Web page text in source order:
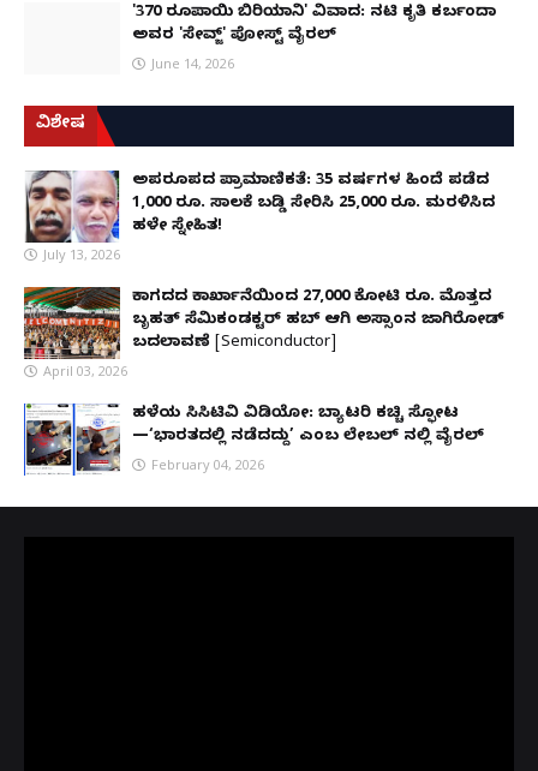
'370 ರೂಪಾಯಿ ಬಿರಿಯಾನಿ' ವಿವಾದ: ನಟಿ ಕೃತಿ ಕರ್ಬಂದಾ
ಅವರ 'ಸೇವ್ಜ್' ಪೋಸ್ಟ್ ವೈರಲ್
June 14, 2026
ವಿಶೇಷ
ಅಪರೂಪದ ಪ್ರಾಮಾಣಿಕತೆ: 35 ವರ್ಷಗಳ ಹಿಂದೆ ಪಡೆದ
1,000 ರೂ. ಸಾಲಕ್ಕೆ ಬಡ್ಡಿ ಸೇರಿಸಿ 25,000 ರೂ. ಮರಳಿಸಿದ
ಹಳೇ ಸ್ನೇಹಿತ!
July 13, 2026
ಕಾಗದದ ಕಾರ್ಖಾನೆಯಿಂದ 27,000 ಕೋಟಿ ರೂ. ಮೊತ್ತದ
ಬೃಹತ್ ಸೆಮಿಕಂಡಕ್ಟರ್ ಹಬ್ ಆಗಿ ಅಸ್ಸಾಂನ ಜಾಗಿರೋಡ್
ಬದಲಾವಣೆ [Semiconductor]
April 03, 2026
ಹಳೆಯ ಸಿಸಿಟಿವಿ ವಿಡಿಯೋ: ಬ್ಯಾಟರಿ ಕಚ್ಚಿ ಸ್ಫೋಟ
—‘ಭಾರತದಲ್ಲಿ ನಡೆದದ್ದು’ ಎಂಬ ಲೇಬಲ್ ನಲ್ಲಿ ವೈರಲ್
February 04, 2026